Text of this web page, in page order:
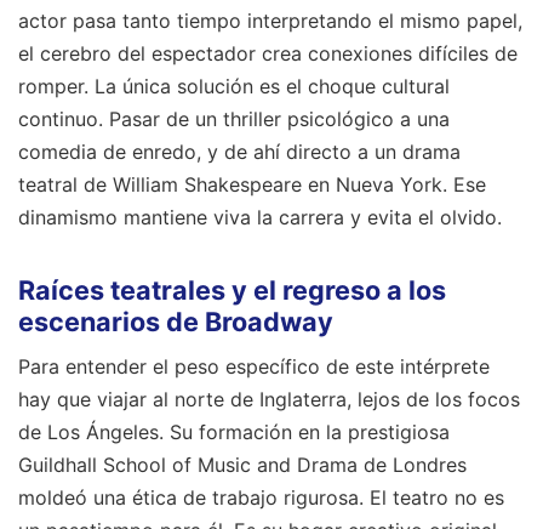
actor pasa tanto tiempo interpretando el mismo papel,
el cerebro del espectador crea conexiones difíciles de
romper. La única solución es el choque cultural
continuo. Pasar de un thriller psicológico a una
comedia de enredo, y de ahí directo a un drama
teatral de William Shakespeare en Nueva York. Ese
dinamismo mantiene viva la carrera y evita el olvido.
Raíces teatrales y el regreso a los
escenarios de Broadway
Para entender el peso específico de este intérprete
hay que viajar al norte de Inglaterra, lejos de los focos
de Los Ángeles. Su formación en la prestigiosa
Guildhall School of Music and Drama de Londres
moldeó una ética de trabajo rigurosa. El teatro no es